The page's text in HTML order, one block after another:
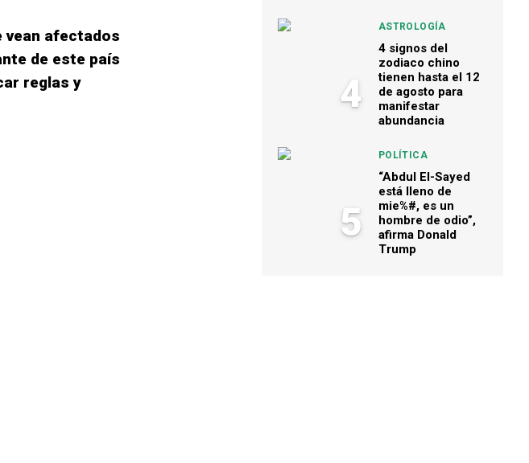
vean afectados
de este país
reglas y
4
ASTROLOGÍA
4 signos del
zodiaco chino
tienen hasta el 12
de agosto para
manifestar
abundancia
5
POLÍTICA
“Abdul El-Sayed
está lleno de
mie%#, es un
hombre de odio”,
afirma Donald
Trump